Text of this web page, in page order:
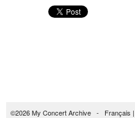
©2026 My Concert Archive - Français |